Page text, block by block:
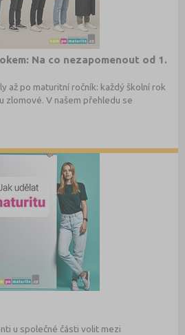
Na co nezapomenout od 1.
až po maturitní ročník: každý školní rok
zlomové. V našem přehledu se
u společné části volit mezi